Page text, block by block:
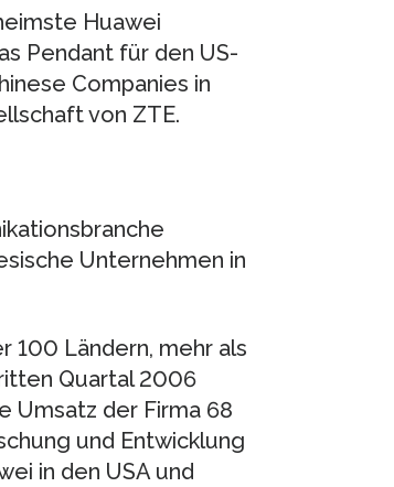
Huawei
Pendant für den US-
Companies in
von ZTE.
Unternehmen in
100 Ländern, mehr als
Quartal 2006
Umsatz der Firma 68
und Entwicklung
in den USA und